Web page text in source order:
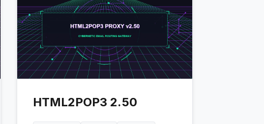
HTML2POP3 2.50